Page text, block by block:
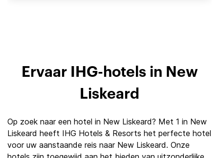
Ervaar IHG-hotels in New
Liskeard
Op zoek naar een hotel in New Liskeard? Met 1 in New
Liskeard heeft IHG Hotels & Resorts het perfecte hotel
voor uw aanstaande reis naar New Liskeard. Onze